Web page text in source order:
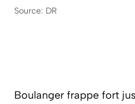
Source: DR
Boulanger frappe fort